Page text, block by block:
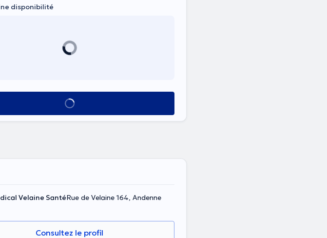
disponibilité
Voir tout
Velaine SantéRue de Velaine 164, Andenne
Consultez le profil